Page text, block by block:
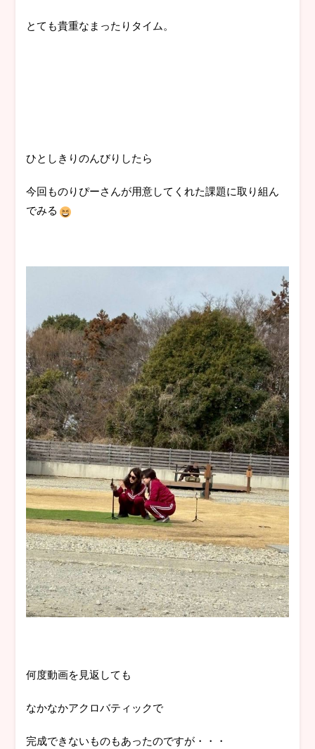
とても貴重なまったりタイム。
ひとしきりのんびりしたら
今回ものりぴーさんが用意してくれた課題に取り組ん
でみる
何度動画を見返しても
なかなかアクロバティックで
完成できないものもあったのですが・・・